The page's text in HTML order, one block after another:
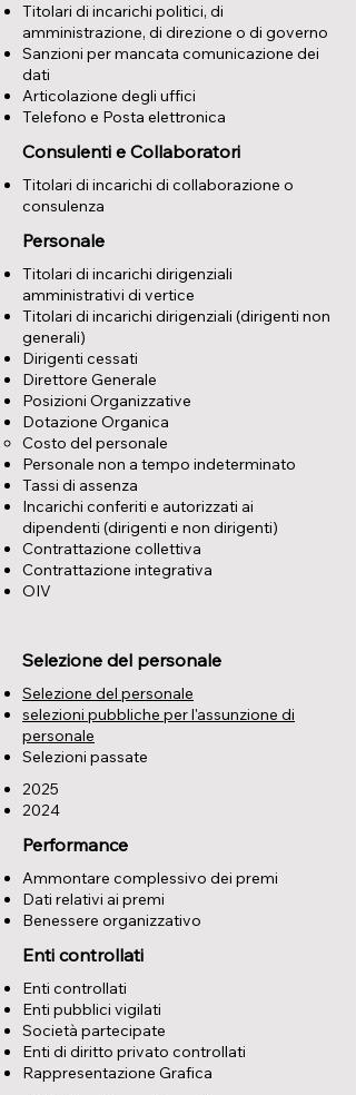
Titolari di incarichi politici, di
amministrazione, di direzione o di governo
Sanzioni per mancata comunicazione dei
dati
Articolazione degli uffici
Telefono e Posta elettronica
Consulenti e Collaboratori
Titolari di incarichi di collaborazione o
consulenza
Personale
Titolari di incarichi dirigenziali
amministrativi di vertice
Titolari di incarichi dirigenziali (dirigenti non
generali)
Dirigenti cessati
Direttore Generale
Posizioni Organizzative
Dotazione Organica
Costo del personale
Personale non a tempo indeterminato
Tassi di assenza
Incarichi conferiti e autorizzati ai
dipendenti (dirigenti e non dirigenti)
Contrattazione collettiva
Contrattazione integrativa
OIV
Selezione del personale
Selezione del personale
selezioni pubbliche per l'assunzione di
personale
Selezioni passate
2025
2024
Performance
Ammontare complessivo dei premi
Dati relativi ai premi
Benessere organizzativo
Enti controllati
Enti controllati
Enti pubblici vigilati
Società partecipate
Enti di diritto privato controllati
Rappresentazione Grafica